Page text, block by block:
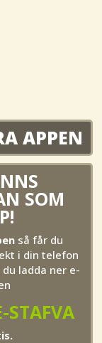
APPEN
SOM
så får du
i din telefon
ladda ner e-
STAFVA